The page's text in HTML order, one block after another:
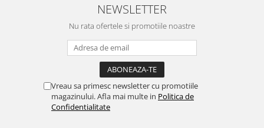
NEWSLETTER
Nu rata ofertele si promotiile noastre
Vreau sa primesc newsletter cu promotiile
magazinului. Afla mai multe in Politica de
Confidentialitate